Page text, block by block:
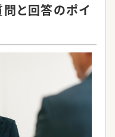
と回答のポイ